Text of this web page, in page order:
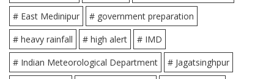
# East Medinipur
# government preparation
# heavy rainfall
# high alert
# IMD
# Indian Meteorological Department
# Jagatsinghpur